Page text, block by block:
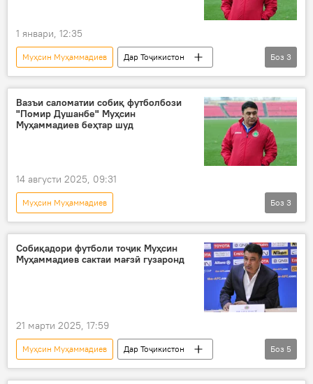
1 январи, 12:35
Муҳсин Муҳаммадиев
Дар Тоҷикистон
Навигариҳои варзиши Тоҷикистон
беморхона
Соли нав
Боз 3
Вазъи саломатии собиқ футболбози
"Помир Душанбе" Муҳсин
Муҳаммадиев беҳтар шуд
14 августи 2025, 09:31
Муҳсин Муҳаммадиев
Навигариҳои варзиши Тоҷикистон
саломатӣ
футбол
Боз 3
Собиқадори футболи тоҷик Муҳсин
Муҳаммадиев сактаи мағзӣ гузаронд
21 марти 2025, 17:59
Муҳсин Муҳаммадиев
Дар Тоҷикистон
футбол
бемор
Маскав
Боз 5